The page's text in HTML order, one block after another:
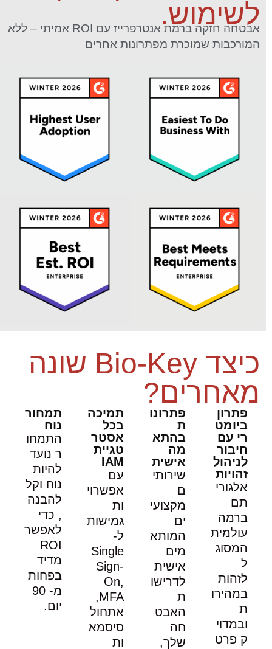
לשימוש.
אבטחה חזקה ברמת אנטרפרייז עם ROI אמיתי – ללא
המורכבות שמוכרת מפתרונות אחרים
כיצד Bio-Key שונה
מאחרים?
פתרון
ביומט
רי עם
חיבור
לניהול
זהויות
אלגורי
תם
ברמה
עולמית
המסוג
ל
לזהות
במהירו
ת
ובמדוי
ק פרט
פתרונו
ת
בהתא
מה
אישית
שירותי
ם
מקצועי
ים
המותא
מים
אישית
לדרישו
ת
האבט
חה
שלך,
תמיכה
בכל
אסטר
טגיית
IAM
עם
אפשרוי
ות
גמישות
ל-
Single
Sign-
On,
MFA,
אתחול
סיסמא
ות
תמחור
נוח
התמחו
ר נועד
להיות
נוח וקל
להבנה
, כדי
לאפשר
ROI
מדיד
בפחות
מ- 90
יום.